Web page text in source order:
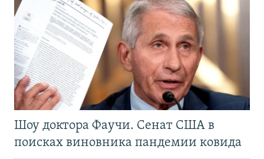
Шоу доктора Фаучи. Сенат США в
поисках виновника пандемии ковида